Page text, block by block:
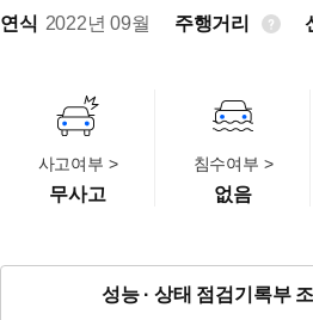
연식 2022년 09월 주행거리
사고여부 >
무사고
침수여부 >
없음
성능 · 상태 점검기록부